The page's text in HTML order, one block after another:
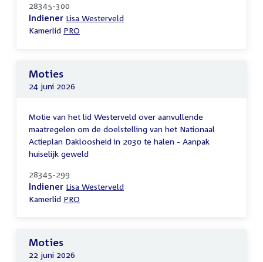
28345-300
Indiener Lisa Westerveld
Kamerlid PRO
Moties
24 juni 2026
Motie van het lid Westerveld over aanvullende
maatregelen om de doelstelling van het Nationaal
Actieplan Dakloosheid in 2030 te halen - Aanpak
huiselijk geweld
28345-299
Indiener Lisa Westerveld
Kamerlid PRO
Moties
22 juni 2026